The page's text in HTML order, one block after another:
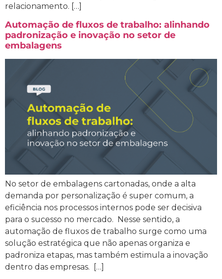
relacionamento. […]
Automação de fluxos de trabalho: alinhando
padronização e inovação no setor de
embalagens
No setor de embalagens cartonadas, onde a alta
demanda por personalização é super comum, a
eficiência nos processos internos pode ser decisiva
para o sucesso no mercado. Nesse sentido, a
automação de fluxos de trabalho surge como uma
solução estratégica que não apenas organiza e
padroniza etapas, mas também estimula a inovação
dentro das empresas. […]